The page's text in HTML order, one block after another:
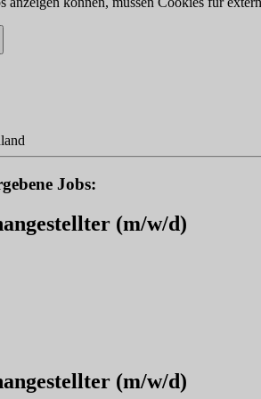
Jobs:
(m/w/d)
(m/w/d)